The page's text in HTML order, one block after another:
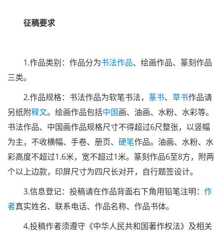
征稿要求
1.作品类别：作品分为书法作品、绘画作品、篆刻作品
三类。
2.作品规格：书法作品为软笔书法， 篆书、 草书作品请
另纸附释文。绘画作品包括中国画、油画、水粉、水彩等。
书法作品、中国画作品规格尺寸不得超过6尺整张，以竖幅
为主，不收横幅、手卷、册页、 硬笔作品。油画、水粉、水
彩高度不超过1.6米，宽不超过1米。篆刻作品6至8方，附两
个以上边款，印屏尺寸为四尺长对开，自行题签设计。
3.信息登记：投稿请在作品背面右下角用铅笔注明： 作
者真实姓名、联系电话、作品名称、作品书体。
4.投稿作者须遵守《中华人民共和国著作权法》及相关